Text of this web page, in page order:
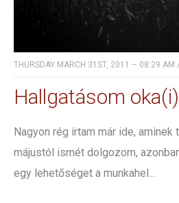
THURSDAY MARCH 31ST, 2011 – 08:29 AM
Hallgatásom oka(i)
Nagyon rég írtam már ide,
májustól ismét dolgozom,
egy lehetőséget a munkahel...